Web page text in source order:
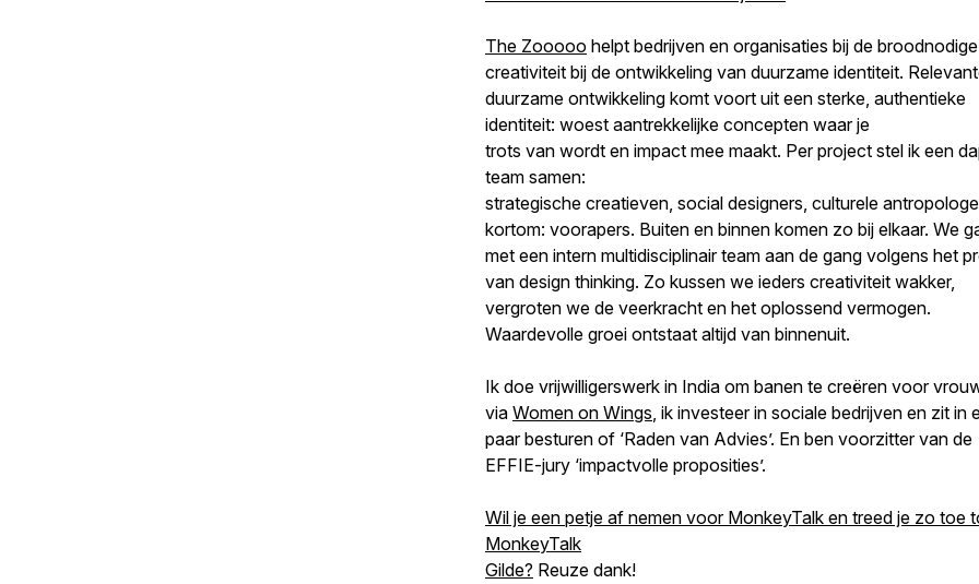
The Zooooo helpt bedrijven en organisaties bij de broodnodige
creativiteit bij de ontwikkeling van duurzame identiteit.
duurzame ontwikkeling komt voort uit een sterke, authentieke
identiteit: woest aantrekkelijke concepten waar je
trots van wordt en impact mee maakt. Per project stel ik een
team samen:
strategische creatieven, social designers, culturele
kortom: voorapers. Buiten en binnen komen zo bij elkaar. We
met een intern multidisciplinair team aan de gang volgens het
van design thinking. Zo kussen we ieders creativiteit wakker,
vergroten we de veerkracht en het oplossend vermogen.
Waardevolle groei ontstaat altijd van binnenuit.
Ik doe vrijwilligerswerk in India om banen te creëren voor
via Women on Wings, ik investeer in sociale bedrijven en zit in
paar besturen of ‘Raden van Advies’. En ben voorzitter van de
EFFIE-jury ‘impactvolle proposities’.
Wil je een petje af nemen voor MonkeyTalk en treed je zo toe
MonkeyTalk
Gilde? Reuze dank!